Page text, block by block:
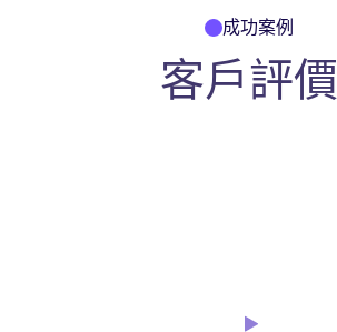
成功案例
客戶評價